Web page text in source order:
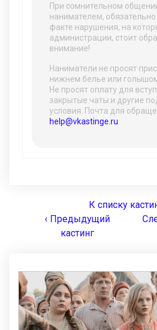
При сомнительном
нанимателем,
факте нарушения, на
администрации, стоит
внимание!
Наниматели не просят
нижнем белье или
Не просят оплату для
закрытые чаты и другие
условия. Почта для
help@vkastinge.ru
К списку
‹ Предыдущий
кастинг